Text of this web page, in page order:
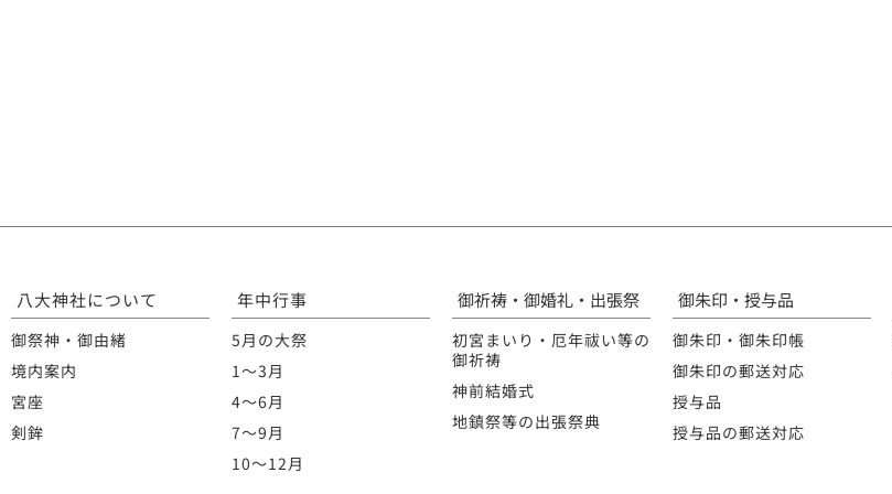
八大神社について
御祭神・御由緒
境内案内
宮座
剣鉾
年中行事
5月の大祭
1〜3月
4〜6月
7〜9月
10〜12月
御祈祷・御婚礼・出張祭
初宮まいり・厄年祓い等の
御祈祷
神前結婚式
地鎮祭等の出張祭典
御朱印・授与品
御朱印・御朱印帳
御朱印の郵送対応
授与品
授与品の郵送対応